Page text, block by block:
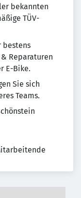
bekannten
TÜV-
bestens
Reparaturen
E-Bike.
Sie sich
Teams.